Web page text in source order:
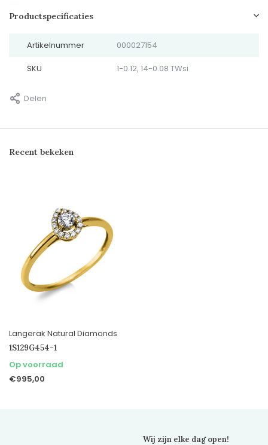
Productspecificaties
Artikelnummer 000027154
SKU 1-0.12, 14-0.08 TWsi
Delen
Recent bekeken
Langerak Natural Diamonds
1S129G454-1
Op voorraad
€995,00
Wij zijn elke dag open!